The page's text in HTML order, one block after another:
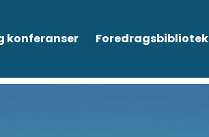
konferanser Foredragsbibliotek